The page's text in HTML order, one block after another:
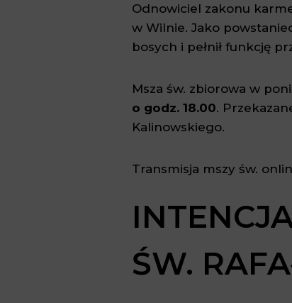
Odnowiciel zakonu
w Wilnie. Jako
bosych i pełnił funkcję
Msza św. zbiorowa w
o godz. 18.00.
Kalinowskiego.
Transmisja mszy św.
ŚW.